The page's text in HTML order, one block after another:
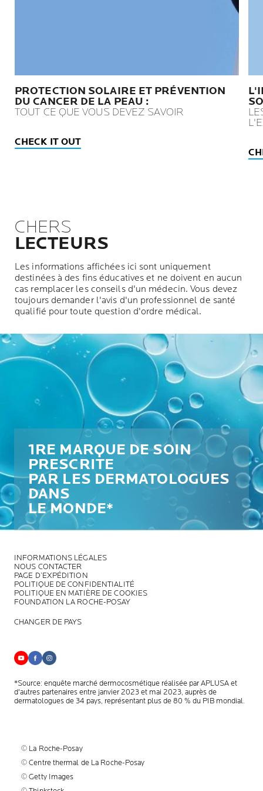
PROTECTION SOLAIRE ET PRÉVENTION
DU CANCER DE LA PEAU :
TOUT CE QUE VOUS DEVEZ SAVOIR
CHECK IT OUT
CHERS
LECTEURS
Les informations affichées ici sont uniquement
destinées à des fins éducatives et ne doivent en aucun
cas remplacer les conseils d'un médecin. Vous devez
toujours demander l'avis d'un professionnel de santé
qualifié pour toute question d'ordre médical.
1RE MARQUE DE SOIN
PRESCRITE
PAR LES DERMATOLOGUES
DANS
LE MONDE*
INFORMATIONS LÉGALES
NOUS CONTACTER
PAGE D’EXPÉDITION
POLITIQUE DE CONFIDENTIALITÉ
POLITIQUE EN MATIÈRE DE COOKIES
FOUNDATION LA ROCHE-POSAY
CHANGER DE PAYS
*Source: enquête marché dermocosmétique réalisée par APLUSA et
d'autres partenaires entre janvier 2023 et mai 2023, auprès de
dermatologues de 34 pays, représentant plus de 80 % du PIB mondial.
© La Roche-Posay
© Centre thermal de La Roche-Posay
© Getty Images